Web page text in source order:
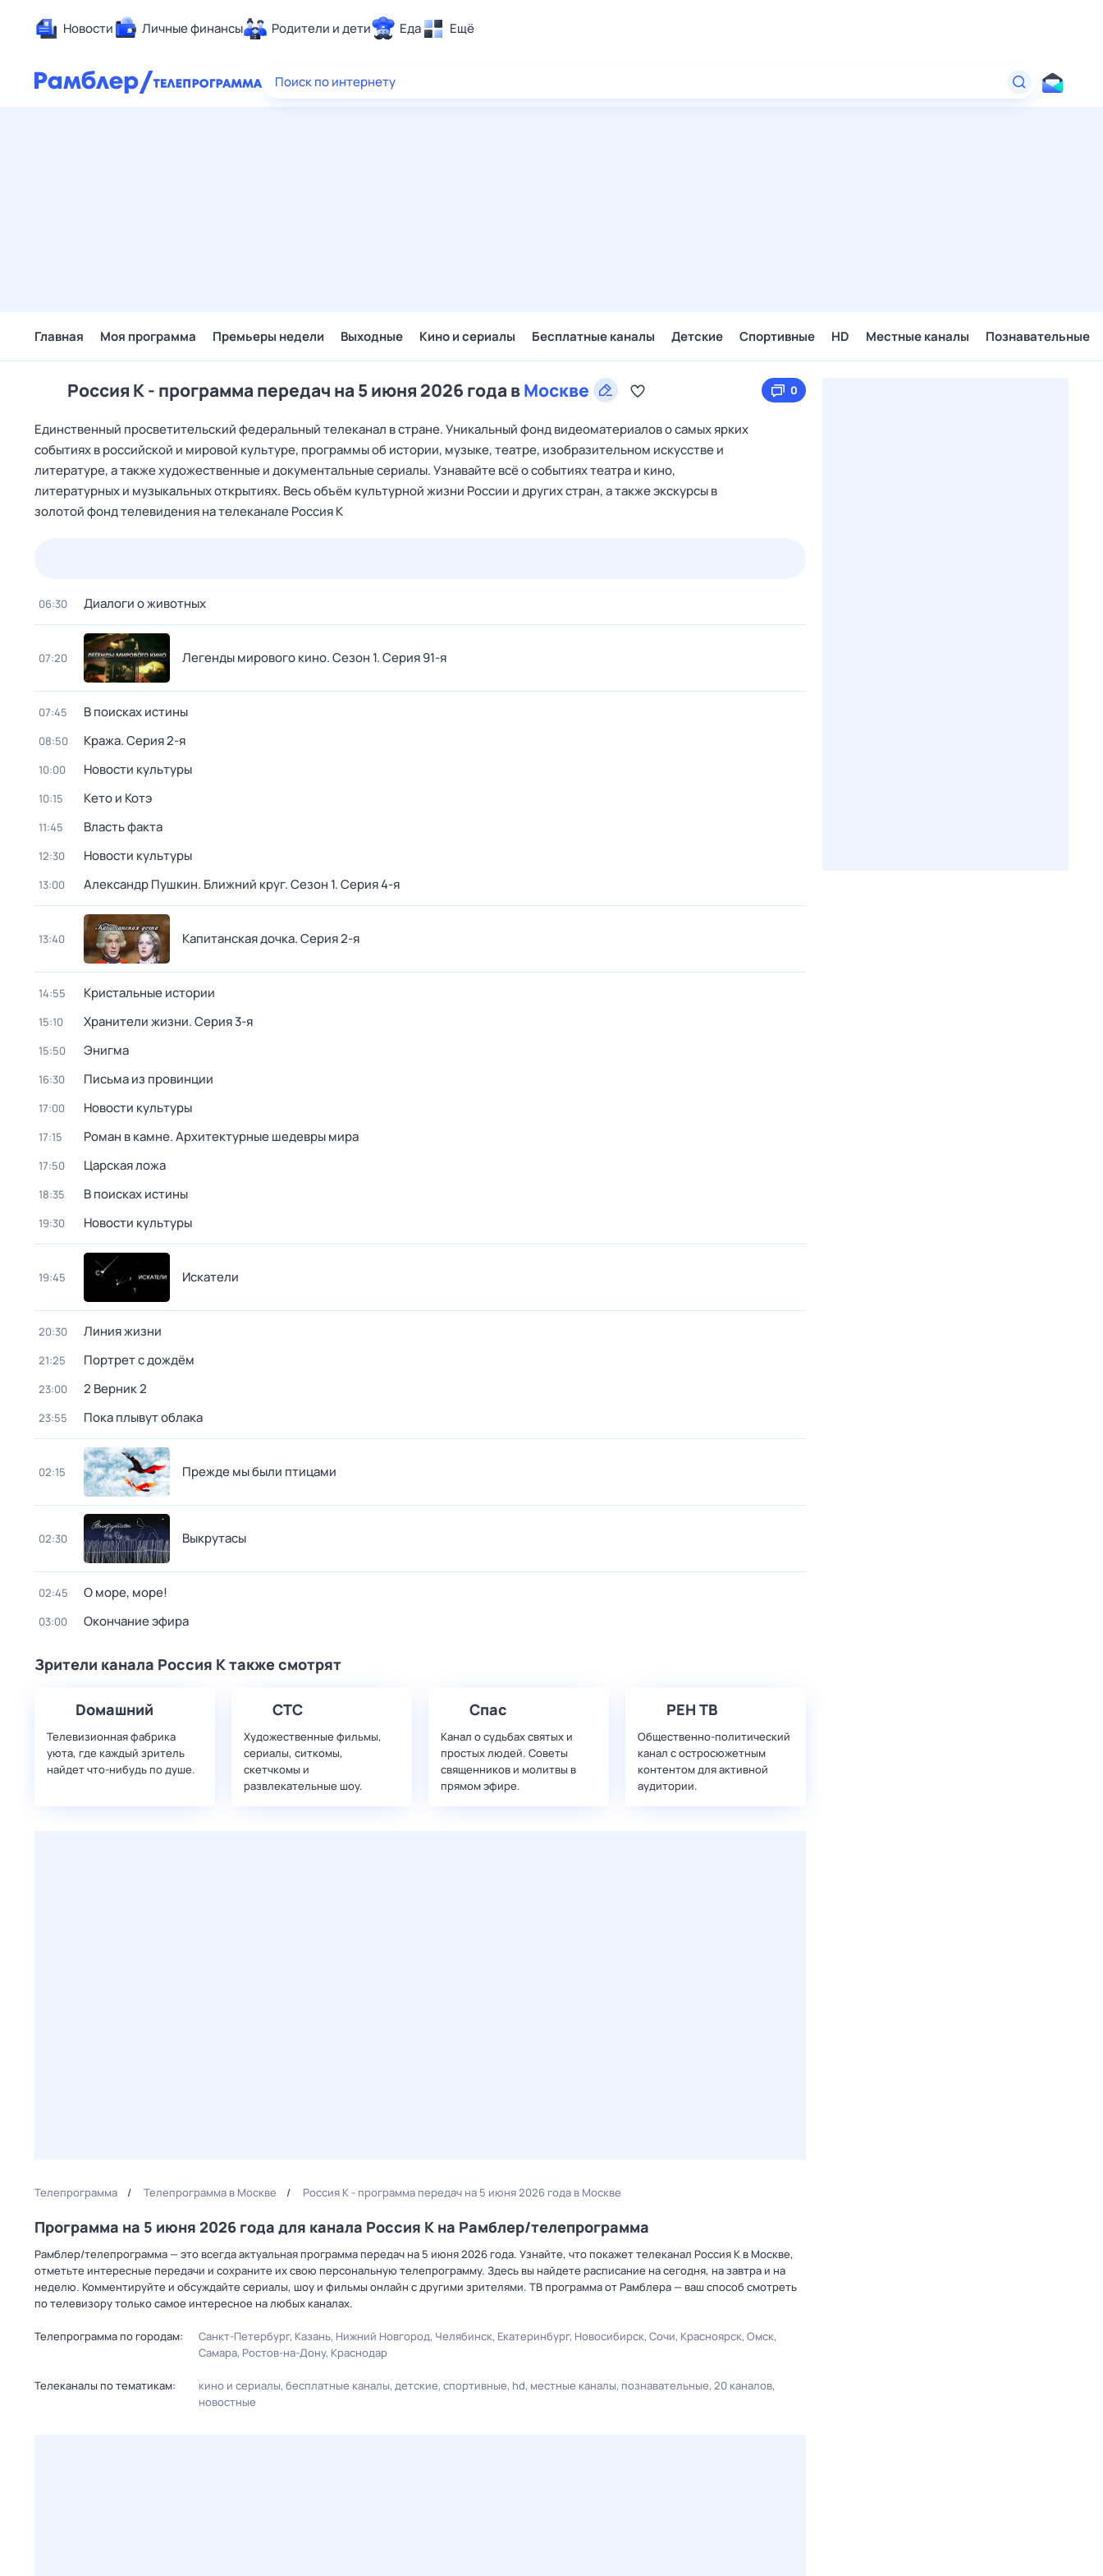
Новости Личные финансы Родители и дети Еда Ещё
Здоровье
Поиск по интернету
Главная Моя программа Премьеры недели Выходные Кино и сериалы Бесплатные каналы Детские Спортивные HD Местные каналы Познавательные
Россия К - программа передач на 5 июня 2026 года вМоскве 0
Единственный просветительский федеральный телеканал в стране. Уникальный фонд видеоматериалов о самых ярких
событиях в российской и мировой культуре, программы об истории, музыке, театре, изобразительном искусстве и
литературе, а также художественные и документальные сериалы. Узнавайте всё о событиях театра и кино,
литературных и музыкальных открытиях. Весь объём культурной жизни России и других стран, а также экскурсы в
золотой фонд телевидения на телеканале Россия К
06:30 Диалоги о животных
07:20 Легенды мирового кино. Сезон 1. Серия 91-я
07:45 В поисках истины
08:50 Кража. Серия 2-я
10:00 Новости культуры
10:15 Кето и Котэ
11:45 Власть факта
12:30 Новости культуры
13:00 Александр Пушкин. Ближний круг. Сезон 1. Серия 4-я
13:40 Капитанская дочка. Серия 2-я
14:55 Кристальные истории
15:10 Хранители жизни. Серия 3-я
15:50 Энигма
16:30 Письма из провинции
17:00 Новости культуры
17:15 Роман в камне. Архитектурные шедевры мира
17:50 Царская ложа
18:35 В поисках истины
19:30 Новости культуры
19:45 Искатели
20:30 Линия жизни
21:25 Портрет с дождём
23:00 2 Верник 2
23:55 Пока плывут облака
02:15 Прежде мы были птицами
02:30 Выкрутасы
02:45 О море, море!
03:00 Окончание эфира
Зрители канала Россия К также смотрят
Dомашний
Телевизионная фабрика
уюта, где каждый зритель
найдет что‑нибудь по душе.
СТС
Художественные фильмы,
сериалы, ситкомы,
скетчкомы и
развлекательные шоу.
Спас
Канал о судьбах святых и
простых людей. Советы
священников и молитвы в
прямом эфире.
РЕН ТВ
Общественно-политический
канал с остросюжетным
контентом для активной
аудитории.
Телепрограмма Телепрограмма в Москве Россия К - программа передач на 5 июня 2026 года в Москве
Программа на 5 июня 2026 года для канала Россия К на Рамблер/телепрограмма
Рамблер/телепрограмма — это всегда актуальная программа передач на 5 июня 2026 года. Узнайте, что покажет телеканал Россия К в Москве,
отметьте интересные передачи и сохраните их свою персональную телепрограмму. Здесь вы найдете расписание на сегодня, на завтра и на
неделю. Комментируйте и обсуждайте сериалы, шоу и фильмы онлайн с другими зрителями. ТВ программа от Рамблера — ваш способ смотреть
по телевизору только самое интересное на любых каналах.
Телепрограмма по городам: Санкт-Петербург Казань Нижний Новгород Челябинск Екатеринбург Новосибирск Сочи Красноярск Омск
Самара Ростов-на-Дону Краснодар
Телеканалы по тематикам: кино и сериалы бесплатные каналы детские спортивные hd местные каналы познавательные 20 каналов
новостные